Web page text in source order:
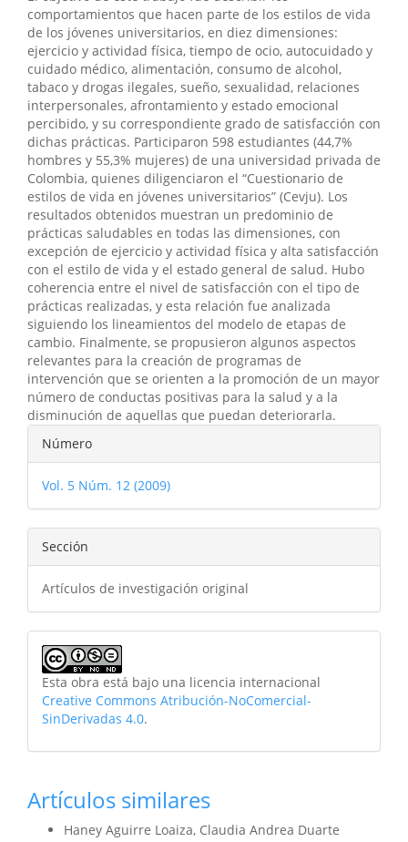
comportamientos que hacen parte de los estilos de vida
de los jóvenes universitarios, en diez dimensiones:
ejercicio y actividad física, tiempo de ocio, autocuidado y
cuidado médico, alimentación, consumo de alcohol,
tabaco y drogas ilegales, sueño, sexualidad, relaciones
interpersonales, afrontamiento y estado emocional
percibido, y su correspondiente grado de satisfacción con
dichas prácticas. Participaron 598 estudiantes (44,7%
hombres y 55,3% mujeres) de una universidad privada de
Colombia, quienes diligenciaron el “Cuestionario de
estilos de vida en jóvenes universitarios” (Cevju). Los
resultados obtenidos muestran un predominio de
prácticas saludables en todas las dimensiones, con
excepción de ejercicio y actividad física y alta satisfacción
con el estilo de vida y el estado general de salud. Hubo
coherencia entre el nivel de satisfacción con el tipo de
prácticas realizadas, y esta relación fue analizada
siguiendo los lineamientos del modelo de etapas de
cambio. Finalmente, se propusieron algunos aspectos
relevantes para la creación de programas de
intervención que se orienten a la promoción de un mayor
número de conductas positivas para la salud y a la
disminución de aquellas que puedan deteriorarla.
Detalles
del
artículo
Número
Vol. 5 Núm. 12 (2009)
Sección
Artículos de investigación original
Esta obra está bajo una licencia internacional
Creative Commons Atribución-NoComercial-
SinDerivadas 4.0.
Artículos similares
Haney Aguirre Loaiza, Claudia Andrea Duarte